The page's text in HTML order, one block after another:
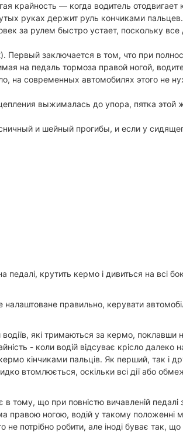
крайность — когда водитель отодвигает
руках держит руль кончиками
за рулем быстро устает, поскольку все
Первый заключается в том, что при
на педаль тормоза правой ногой,
на современных автомобилях этого не
выжималась до упора, пятка этой
и шейный прогибы, и если у
крутить кермо і дивиться на всі
правильно, керувати
які тримаються за кермо, поклавши на
- коли водій відсуває крісло далеко
кінчиками пальців. Як перший, так і
втомлюється, оскільки всі дії або
тому, що при повністю вичавленій педалі
правою ногою, водій у такому
потрібно робити, але іноді буває так,